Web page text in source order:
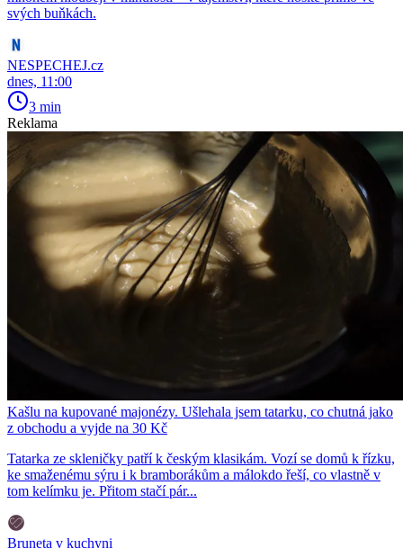
svých buňkách.
NESPECHEJ.cz
dnes, 11:00
3 min
Reklama
Kašlu na kupované majonézy. Ušlehala jsem tatarku, co chutná jako
z obchodu a vyjde na 30 Kč
Tatarka ze skleničky patří k českým klasikám. Vozí se domů k řízku,
ke smaženému sýru i k bramborákům a málokdo řeší, co vlastně v
tom kelímku je. Přitom stačí pár...
Bruneta v kuchyni